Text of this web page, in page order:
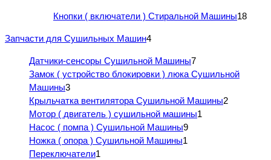
Кнопки ( включатели ) Стиральной Машины18
Запчасти для Сушильных Машин4
Датчики-сенсоры Сушильной Машины7
Замок ( устройство блокировки ) люка Сушильной
Машины3
Крыльчатка вентилятора Сушильной Машины2
Мотор ( двигатель ) сушильной машины1
Насос ( помпа ) Сушильной Машины9
Ножка ( опора ) Сушильной Машины1
Переключатели1